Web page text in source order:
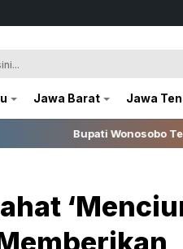
Jawa Barat Jawa
Tegaskan Pentingnya